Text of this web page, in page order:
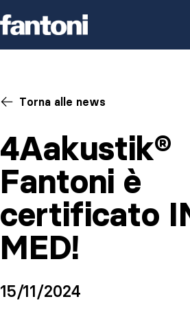
Torna alle news
4Aakustik®
Fantoni è
certificato
MED!
15/11/2024